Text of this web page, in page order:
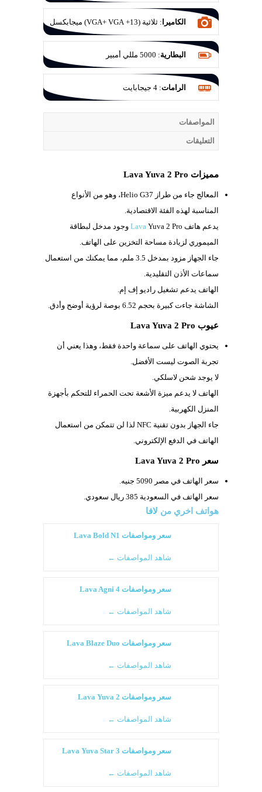
الكاميرا : ثلاثية (13+ VGA+ VGA) ميجابكسل
البطارية: 5000 مللي أمبير
الرامات: 4 جيجابايت
المواصفات
التعليقات
مميزات Lava Yuva 2 Pro
المعالج جاء من طراز
Helio G37، وهو من الأنواع
المناسبة لهذه الفئة الاقتصادية.
يدعم هاتف
LavaYuva 2 Pro وجود مدخل لبطاقة
الميموري لزيادة مساحة التخزين على الهاتف.
جاء الجهاز مزود بمدخل
3.5 ملم، مما يمكنك من استعمال
سماعات الأذن التقليدية.
الهاتف يدعم تشغيل راديو إف إم.
الشاشة جاءت كبيرة بحجم 6.52 بوصة لرؤية أوضح وأدق.
عيوب Lava Yuva 2 Pro
يحتوي الهاتف على سماعة واحدة فقط، وهذا يعني أن
تجربة الصوت ليست الأفضل.
لا يوجد شحن لاسلكي.
الهاتف لا يدعم ميزة الأشعة تحت الحمراء للتحكم بأجهزة
المنزل الكهربية.
جاء الجهاز بدون تقنية
NFC لذا لن تتمكن من استعمال
الهاتف في الدفع الإلكتروني.
سعر Lava Yuva 2 Pro
سعر الهاتف في مصر 5090 جنيه.
سعر الهاتف في السعودية 385 ريال سعودي.
هواتف اخري من لافا
سعر ومواصفات Lava Bold N1
شاهد المواصفات ←
سعر ومواصفات Lava Agni 4
شاهد المواصفات ←
سعر ومواصفات Lava Blaze Duo
شاهد المواصفات ←
سعر ومواصفات Lava Yuva 2
شاهد المواصفات ←
سعر ومواصفات Lava Yuva Star 3
شاهد المواصفات ←